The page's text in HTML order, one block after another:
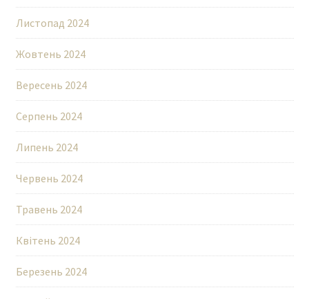
Листопад 2024
Жовтень 2024
Вересень 2024
Серпень 2024
Липень 2024
Червень 2024
Травень 2024
Квітень 2024
Березень 2024